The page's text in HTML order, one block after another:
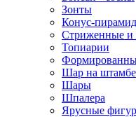
Зонты
Конус-
Стриженные и
Топиарии
Шар на штамбе
Шары
Шпалера
Ярусные